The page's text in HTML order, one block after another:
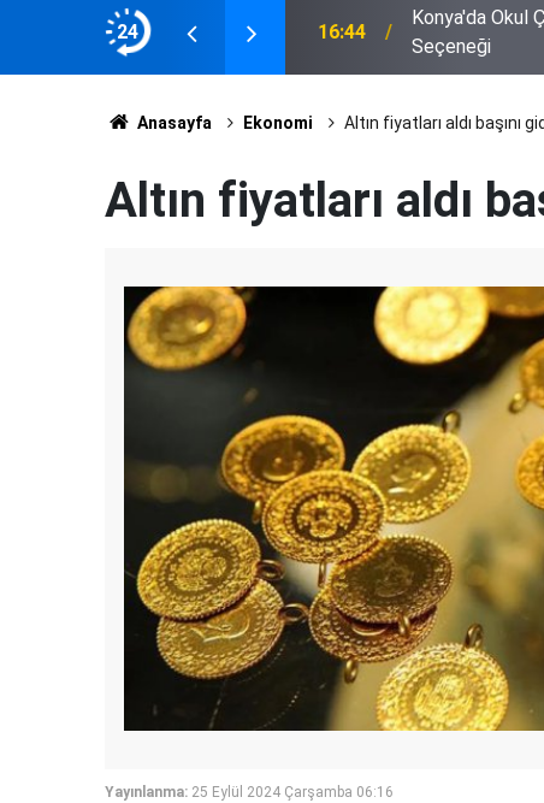
24
Yüzlerce Model ve Marka
14:37 Bor'da Yürek
Anasayfa Ekonomi Altın fiyatları aldı başını
Altın fiyatları aldı
Yayınlanma: 25 Eylül 2024 Çarşamba 06:16